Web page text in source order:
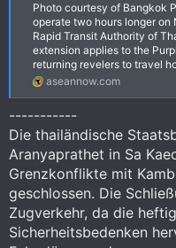
Photo courtesy of Bangkok
operate two hours longer on
Rapid Transit Authority of
extension applies to the
returning revelers to travel
aseannow.com
-----------
Die thailändische
Aranyaprathet in Sa
Grenzkonflikte mit
geschlossen. Die
Zugverkehr, da die
Sicherheitsbedenken